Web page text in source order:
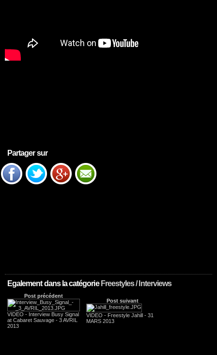
Partager sur
Egalement dans la catégorie Freestyles / Interviews
Post précédent
VIDEO - Interview Busy Signal
at Cabaret Sauvage - 3 AVRIL
2013
Post suivant
VIDEO - Freestyle Jahill - 31
MARS 2013